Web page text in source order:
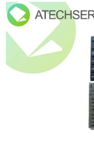
0,0
z
hviezdičiek.